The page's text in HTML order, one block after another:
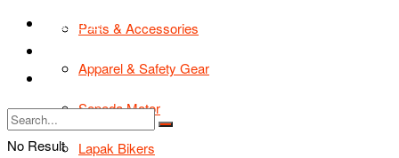
Parts & Accessories
Apparel & Safety Gear
Sepeda Motor
Lapak Bikers
TIPS & TRIK
Tentang Kami
No Result